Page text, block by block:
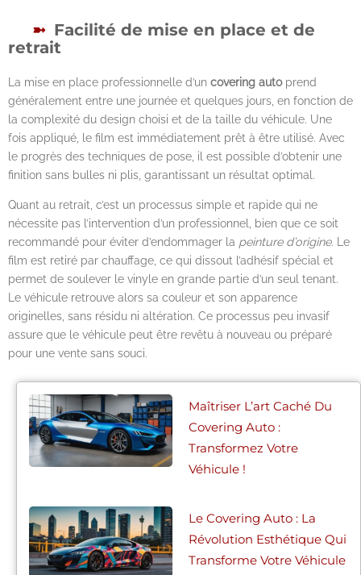
Facilité de mise en place et de
retrait
La mise en place professionnelle d’un covering autoprend
généralement entre une journée et quelques jours, en fonction de
la complexité du design choisi et de la taille du véhicule. Une
fois appliqué, le film est immédiatement prêt à être utilisé. Avec
le progrès des techniques de pose, il est possible d’obtenir une
finition sans bulles ni plis, garantissant un résultat optimal.
Quant au retrait, c’est un processus simple et rapide qui ne
nécessite pas l’intervention d’un professionnel, bien que ce soit
recommandé pour éviter d’endommager la peinture d’origine. Le
film est retiré par chauffage, ce qui dissout l’adhésif spécial et
permet de soulever le vinyle en grande partie d’un seul tenant.
Le véhicule retrouve alors sa couleur et son apparence
originelles, sans résidu ni altération. Ce processus peu invasif
assure que le véhicule peut être revêtu à nouveau ou préparé
pour une vente sans souci.
Maîtriser L’art Caché Du
Covering Auto :
Transformez Votre
Véhicule !
Le Covering Auto : La
Révolution Esthétique Qui
Transforme Votre Véhicule